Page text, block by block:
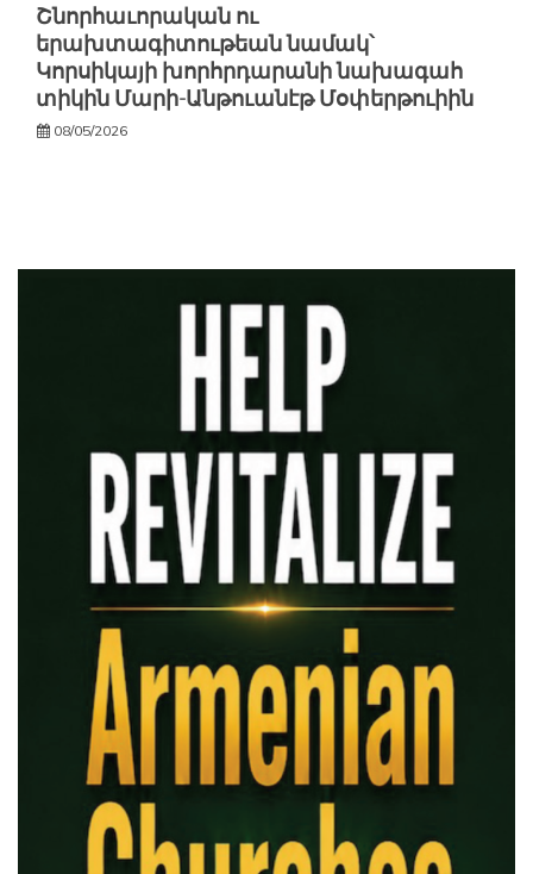
Շնորհաւորական ու
երախտագիտութեան նամակ՝
Կորսիկայի խորհրդարանի նախագահ
տիկին Մարի-Անթուանէթ Մօփերթուիին
08/05/2026